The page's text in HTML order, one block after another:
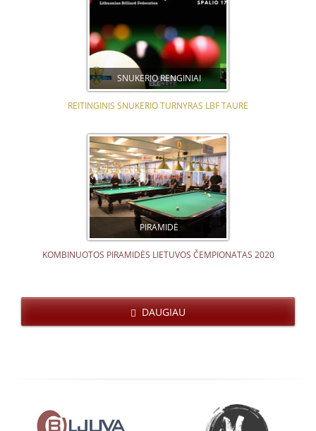
SNUKERIO RENGINIAI
REITINGINIS SNUKERIO TURNYRAS LBF TAURĖ
PIRAMIDĖ
KOMBINUOTOS PIRAMIDĖS LIETUVOS ČEMPIONATAS 2020
DAUGIAU